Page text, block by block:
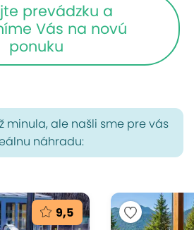
prevádzku a
Vás na novú
ponuku
minula, ale našli sme pre vás
náhradu:
9,5